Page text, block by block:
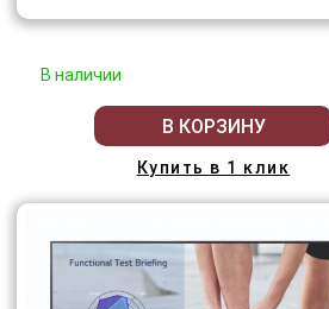
В наличии
В КОРЗИНУ
Купить в 1 клик